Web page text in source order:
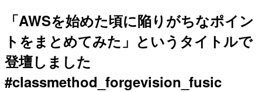
「AWSを始めた頃に陥りがちなポイン
トをまとめてみた」というタイトルで
登壇しました
#classmethod_forgevision_fusic